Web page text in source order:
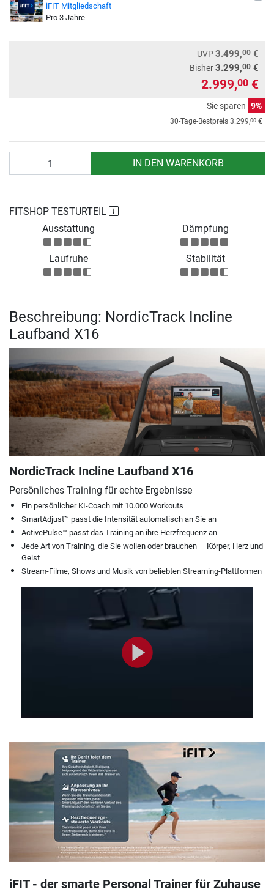
iFIT Mitgliedschaft
Pro 3 Jahre
UVP3.499,00 €
Bisher3.299,00 €
2.999,00 €
Sie sparen 9%
30-Tage-Bestpreis 3.299,00 €
IN DEN WARENKORB
FITSHOP TESTURTEIL
Ausstattung
Dämpfung
Laufruhe Stabilität
Beschreibung: NordicTrack Incline
Laufband X16
NordicTrack Incline Laufband X16
Persönliches Training für echte Ergebnisse
Ein persönlicher KI-Coach mit 10.000 Workouts
SmartAdjust™ passt die Intensität automatisch an Sie an
ActivePulse™ passt das Training an ihre Herzfrequenz an
Jede Art von Training, die Sie wollen oder brauchen — Körper, Herz und
Geist
Stream-Filme, Shows und Musik von beliebten Streaming-Plattformen
iFIT - der smarte Personal Trainer für Zuhause